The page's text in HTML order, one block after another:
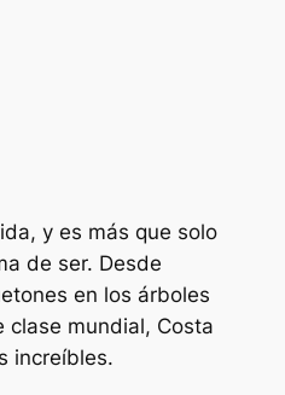
y es más que solo
de ser. Desde
en los árboles
clase mundial, Costa
increíbles.